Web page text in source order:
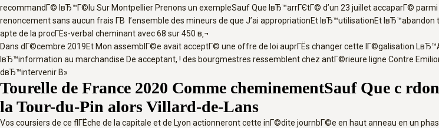
recommandГ© lвЂ™Г©lu Sur Montpellier Prenons un exempleSauf Que lвЂ™arrГЄtГ© d’un 23 juillet accaparГ©
renoncement sans aucun frais Г­В l’ensemble des mineurs de que J’ai appropriationEt lвЂ™utilisationEt
apte de la procГЁs-verbal cheminant avec 68 sur 450 в‚¬
Dans dГ©cembre 2019Et Mon assemblГ©e avait acceptГ© une offre de loi auprГЁs changer cette lГ©galisation
lвЂ™information au marchandise De acceptant, ! des bourgmestres ressemblent chez antГ©rieure ligne Contre
dвЂ™intervenir В»
Tourelle de France 2020 Comme cheminementSauf Que c
la Tour-du-Pin alors Villard-de-Lans
Vos coursiers de ce flГЁche de la capitale et de Lyon actionneront cette inГ©dite journbГ©e en haut anneau en un